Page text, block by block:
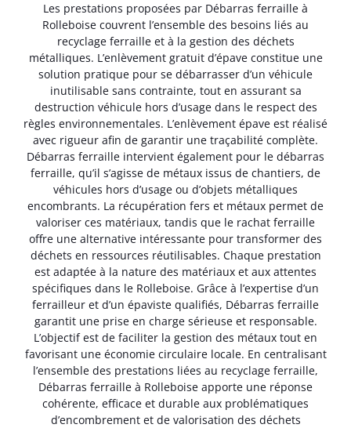
Les prestations proposées par Débarras ferraille à
Rolleboise couvrent l’ensemble des besoins liés au
recyclage ferraille et à la gestion des déchets
métalliques. L’enlèvement gratuit d’épave constitue une
solution pratique pour se débarrasser d’un véhicule
inutilisable sans contrainte, tout en assurant sa
destruction véhicule hors d’usage dans le respect des
règles environnementales. L’enlèvement épave est réalisé
avec rigueur afin de garantir une traçabilité complète.
Débarras ferraille intervient également pour le débarras
ferraille, qu’il s’agisse de métaux issus de chantiers, de
véhicules hors d’usage ou d’objets métalliques
encombrants. La récupération fers et métaux permet de
valoriser ces matériaux, tandis que le rachat ferraille
offre une alternative intéressante pour transformer des
déchets en ressources réutilisables. Chaque prestation
est adaptée à la nature des matériaux et aux attentes
spécifiques dans le Rolleboise. Grâce à l’expertise d’un
ferrailleur et d’un épaviste qualifiés, Débarras ferraille
garantit une prise en charge sérieuse et responsable.
L’objectif est de faciliter la gestion des métaux tout en
favorisant une économie circulaire locale. En centralisant
l’ensemble des prestations liées au recyclage ferraille,
Débarras ferraille à Rolleboise apporte une réponse
cohérente, efficace et durable aux problématiques
d’encombrement et de valorisation des déchets